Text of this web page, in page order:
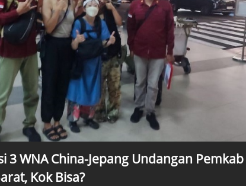
3 WNA China-Jepang Undangan Pemkab
Kok Bisa?